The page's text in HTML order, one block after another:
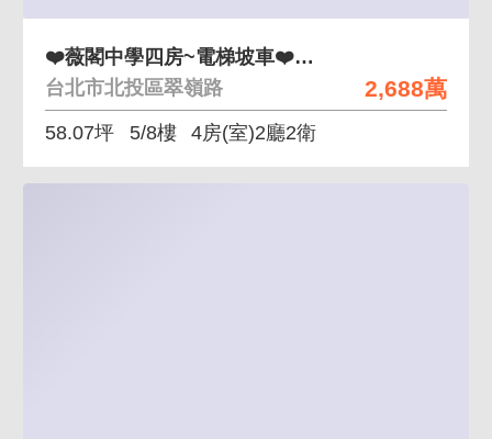
2,688萬
❤️薇閣中學四房~電梯坡車❤️0971002032
台北市北投區翠嶺路
58.07坪 5/8樓 4房(室)2廳2衛